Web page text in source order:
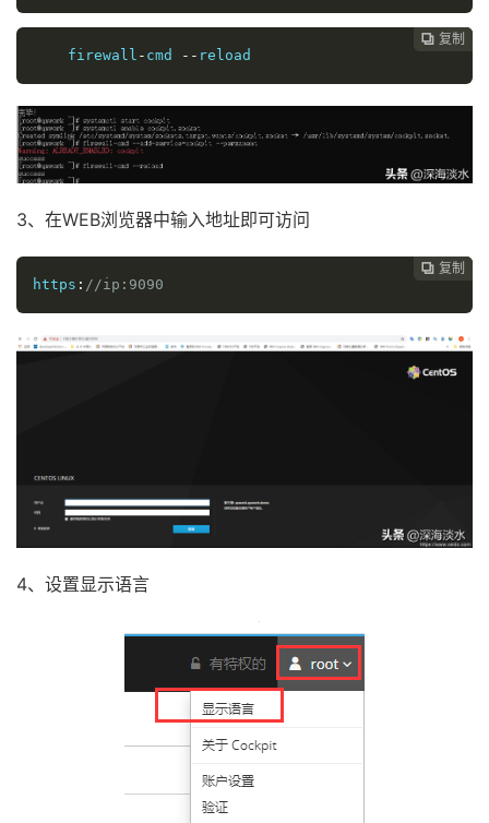
 复制
 复制
 复制
 复制
firewall - cmd -- reload
3、在WEB浏览器中输入地址即可访问
 复制
 复制
 复制
https : //ip:9090
4、设置显示语言